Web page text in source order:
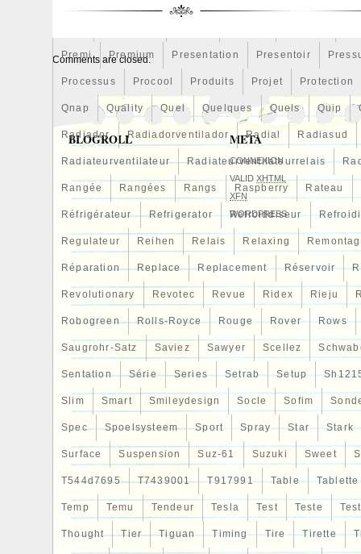
Premi Premium Presentation Presentoir
Processus Procool Produits Projet Protection
Qnap Quality Quel Quelques Quels Quip
Radiador Radiadorventilador Radial Radiasud
Radiateurventilateur Radiateurventilateurrelais
Rangée Rangées Rangs Raspberry Rateau
Réfrigérateur Refrigerator Refroiddiseur Refroidi
Regulateur Reihen Relais Relaxing
Réparation Replace Replacement Réservoir
Revolutionary Revotec Revue Ridex Rieju
Robogreen Rolls-Royce Rouge Rover Rows
Saugrohr-Satz Saviez Sawyer Scellez
Sentation Série Series Setrab Setup
Slim Smart Smileydesign Socle Sofim
Spec Spoelsysteem Sport Spray Star Stark
Surface Suspension Suz-61 Suzuki Sweet
T544d7695 T7439001 T917991 Table Tablette
Temp Temu Tendeur Tesla Test Teste
Thought Tier Tiguan Timing Tire Tirette
1CDFTV. RAV4 2 PHASE 1. Version
circulation. Numéro de pièce fabricant.
1-2 jours ouvrés (FR). Livraison
(CE).
Comments are closed.
BLOGROLL META
CONNEXION
VALIDXHTML
XFN
WORDPRESS